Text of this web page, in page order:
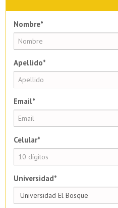
Nombre*
Apellido*
Email*
Celular*
Universidad*